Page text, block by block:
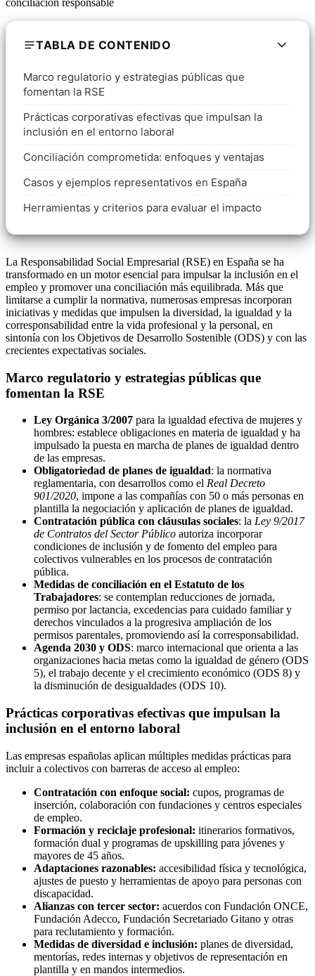
TABLA DE CONTENIDO
Marco regulatorio y estrategias públicas que
fomentan la RSE
Prácticas corporativas efectivas que impulsan la
inclusión en el entorno laboral
Conciliación comprometida: enfoques y ventajas
Casos y ejemplos representativos en España
Herramientas y criterios para evaluar el impacto
La Responsabilidad Social Empresarial (RSE) en España se ha
transformado en un motor esencial para impulsar la inclusión en el
empleo y promover una conciliación más equilibrada. Más que
limitarse a cumplir la normativa, numerosas empresas incorporan
iniciativas y medidas que impulsen la diversidad, la igualdad y la
corresponsabilidad entre la vida profesional y la personal, en
sintonía con los Objetivos de Desarrollo Sostenible (ODS) y con las
crecientes expectativas sociales.
Marco regulatorio y estrategias públicas que
fomentan la RSE
Ley Orgánica 3/2007 para la igualdad efectiva de mujeres y
hombres: establece obligaciones en materia de igualdad y ha
impulsado la puesta en marcha de planes de igualdad dentro
de las empresas.
Obligatoriedad de planes de igualdad: la normativa
reglamentaria, con desarrollos como el Real Decreto
901/2020, impone a las compañías con 50 o más personas en
plantilla la negociación y aplicación de planes de igualdad.
Contratación pública con cláusulas sociales: la Ley 9/2017
de Contratos del Sector Público autoriza incorporar
condiciones de inclusión y de fomento del empleo para
colectivos vulnerables en los procesos de contratación
pública.
Medidas de conciliación en el Estatuto de los
Trabajadores: se contemplan reducciones de jornada,
permiso por lactancia, excedencias para cuidado familiar y
derechos vinculados a la progresiva ampliación de los
permisos parentales, promoviendo así la corresponsabilidad.
Agenda 2030 y ODS: marco internacional que orienta a las
organizaciones hacia metas como la igualdad de género (ODS
5), el trabajo decente y el crecimiento económico (ODS 8) y
la disminución de desigualdades (ODS 10).
Prácticas corporativas efectivas que impulsan la
inclusión en el entorno laboral
Las empresas españolas aplican múltiples medidas prácticas para
incluir a colectivos con barreras de acceso al empleo:
Contratación con enfoque social: cupos, programas de
inserción, colaboración con fundaciones y centros especiales
de empleo.
Formación y reciclaje profesional: itinerarios formativos,
formación dual y programas de upskilling para jóvenes y
mayores de 45 años.
Adaptaciones razonables: accesibilidad física y tecnológica,
ajustes de puesto y herramientas de apoyo para personas con
discapacidad.
Alianzas con tercer sector: acuerdos con Fundación ONCE,
Fundación Adecco, Fundación Secretariado Gitano y otras
para reclutamiento y formación.
Medidas de diversidad e inclusión: planes de diversidad,
mentorías, redes internas y objetivos de representación en
plantilla y en mandos intermedios.